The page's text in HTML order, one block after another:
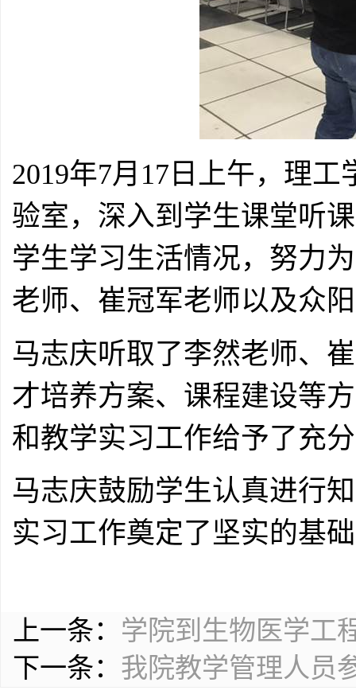
2019年7月 17 日上午，理
验室，深入到学生课堂听
学生学习生活情况，努力
老师、崔冠军老师以及众
马志庆听取了李然老师、
才培养方案、课程建设等
和教学实习工作给予了充
马志庆鼓励学生认真进行
实习工作奠定了坚实的基
上一条： 学院到生物医学工
下一条： 我院教学管理人员